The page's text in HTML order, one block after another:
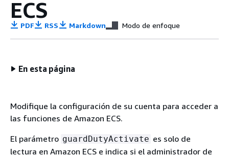
ECS
PDF RSS Markdown Modo de enfoque
En esta página
Modifique la configuración de su cuenta para acceder a
las funciones de Amazon ECS.
El parámetro guardDutyActivate es solo de
lectura en Amazon ECS e indica si el administrador de